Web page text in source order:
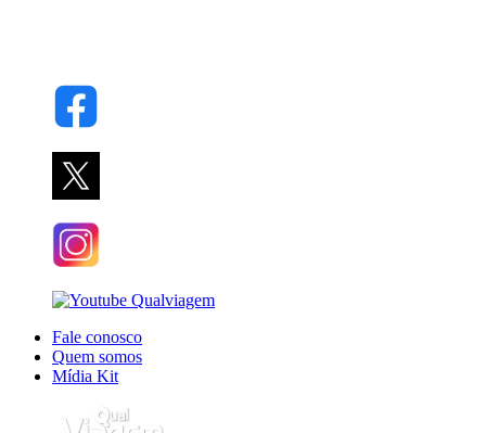
Fale conosco
Quem somos
Mídia Kit